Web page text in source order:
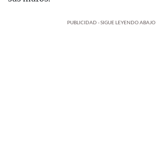
PUBLICIDAD - SIGUE LEYENDO ABAJO